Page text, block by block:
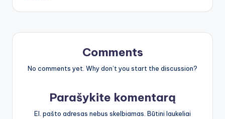
Comments
No comments yet. Why don’t you start the discussion?
Parašykite komentarą
El. pašto adresas nebus skelbiamas. Būtini laukeliai